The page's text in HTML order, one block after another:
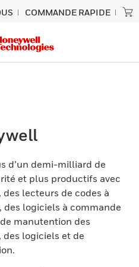
COMMANDE RAPIDE
d’un demi-milliard de
et plus productifs avec
lecteurs de codes à
des logiciels à commande
manutention des
des logiciels et de